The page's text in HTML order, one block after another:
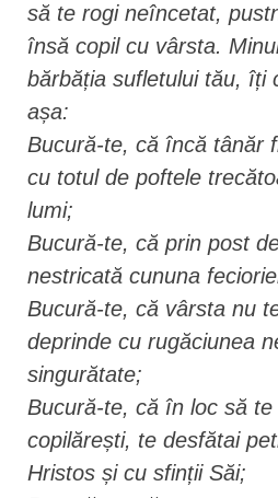
să te rogi neîncetat,
însă copil cu vârsta.
bărbăția sufletului tău, îți
așa:
Bucură-te, că încă tânăr
cu totul de poftele
lumi;
Bucură-te, că prin post
nestricată cununa
Bucură-te, că vârsta nu
deprinde cu rugăciunea
singurătate;
Bucură-te, că în loc să
copilărești, te desfătai
Hristos și cu sfinții Săi;